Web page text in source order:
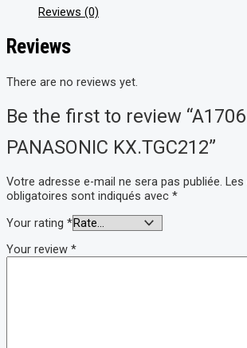
Reviews (0)
Reviews
There are no reviews yet.
Be the first to review “A1706
PANASONIC KX.TGC212”
Votre adresse e-mail ne sera pas publiée. Les
obligatoires sont indiqués avec *
Your rating *
Your review *